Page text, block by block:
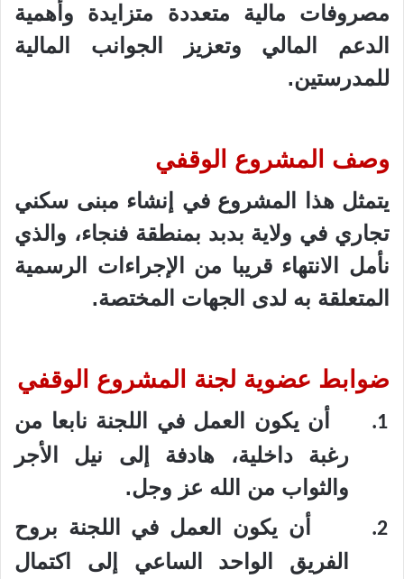
مصروفات مالية متعددة متزايدة وأهمية
الدعم المالي وتعزيز الجوانب المالية
للمدرستين.
وصف المشروع الوقفي
يتمثل هذا المشروع في إنشاء مبنى سكني
تجاري في ولاية بدبد بمنطقة فنجاء، والذي
نأمل الانتهاء قريبا من الإجراءات الرسمية
المتعلقة به لدى الجهات المختصة.
ضوابط عضوية لجنة المشروع الوقفي
1.
أن يكون العمل في اللجنة نابعا من
رغبة داخلية، هادفة إلى نيل الأجر
والثواب من الله عز وجل.
2.
أن يكون العمل في اللجنة بروح
الفريق الواحد الساعي إلى اكتمال